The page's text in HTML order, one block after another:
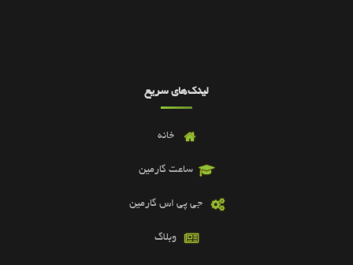
لینک‌های سریع
خانه
ساعت گارمین
جی پی اس گارمین
وبلاگ